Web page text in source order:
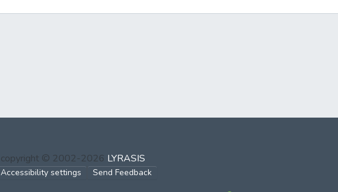
copyright © 2002-2026 LYRASIS
Accessibility settings Send Feedback